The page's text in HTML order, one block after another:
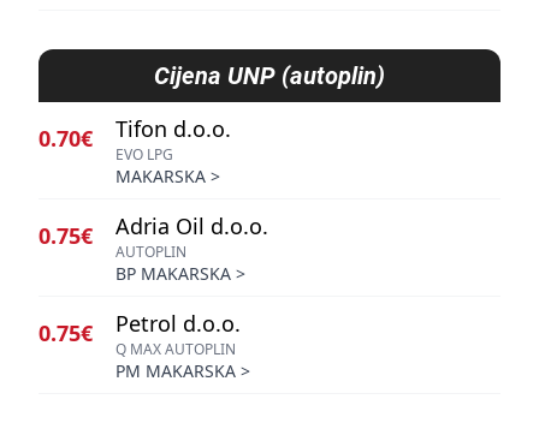
Cijena UNP (autoplin)
0.70€ Tifon d.o.o.
EVO LPG
MAKARSKA >
0.75€ Adria Oil d.o.o.
AUTOPLIN
BP MAKARSKA >
0.75€ Petrol d.o.o.
Q MAX AUTOPLIN
PM MAKARSKA >